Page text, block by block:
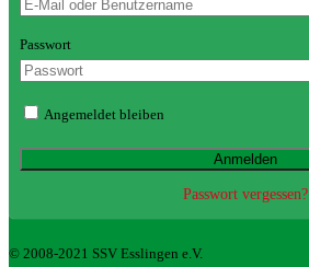
Passwort
Angemeldet bleiben
Passwort vergessen?
© 2008-2021 SSV Esslingen e.V.